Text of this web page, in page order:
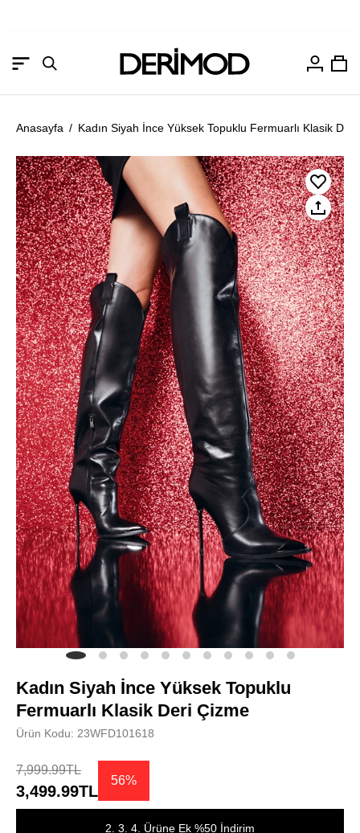
GezinmeArama
Hesabım
Anasayfa / Kadın Siyah İnce Yüksek Topuklu Fermuarlı Klasik
Resmi
aç
aç
Kadın Siyah İnce Yüksek Topuklu
Fermuarlı Klasik Deri Çizme
Ürün Kodu: 23WFD101618
7,999.99TL
3,499.99TL
56%
2. 3. 4. Ürüne Ek %50 İndirim